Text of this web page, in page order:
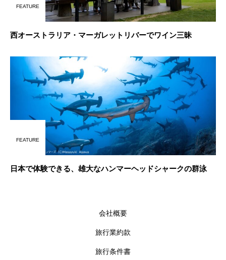
FEATURE
西オーストラリア・マーガレットリバーでワイン三昧
FEATURE
日本で体験できる、雄大なハンマーヘッドシャークの群泳
会社概要
旅行業約款
旅行条件書